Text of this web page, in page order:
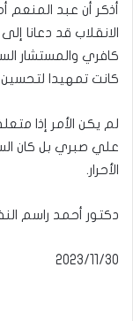
أذكر أن عبد المنعم
الانقلاب قد دعانا
كافري والمستشار
كانت تمهيدا لتحسين
لم يكن الأمر إذا
علي صبري بل كان
الأحرار.
دكتور أحمد راسم